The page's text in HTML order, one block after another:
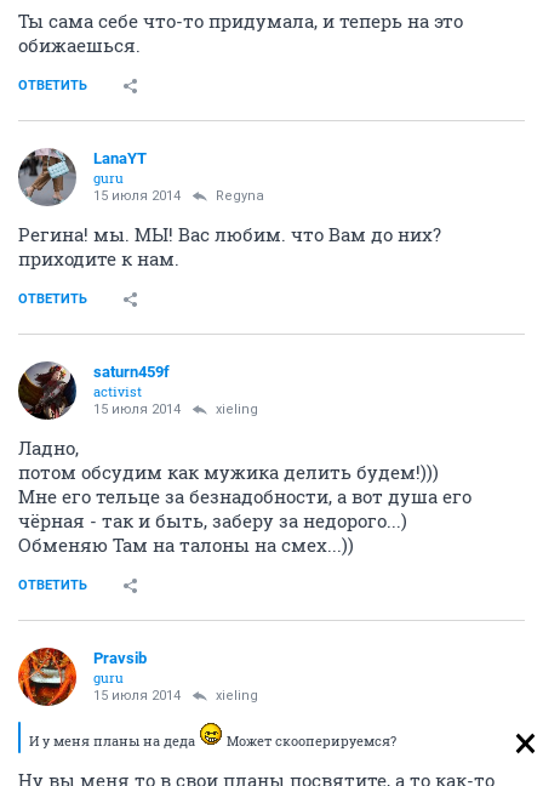
Ты сама себе что-то придумала, и теперь на это
обижаешься.
ОТВЕТИТЬ
LanaYT
guru
15 июля 2014 Regуna
Регина! мы. МЫ! Вас любим. что Вам до них?
приходите к нам.
ОТВЕТИТЬ
saturn459f
activist
15 июля 2014 xieling
Ладно,
потом обсудим как мужика делить будем!)))
Мне его тельце за безнадобности, а вот душа его
чёрная - так и быть, заберу за недорого...)
Обменяю Там на талоны на смех...))
ОТВЕТИТЬ
Pravsib
guru
15 июля 2014 xieling
И у меня планы на деда Может скооперируемся?
Ну вы меня то в свои планы посвятите, а то как-то